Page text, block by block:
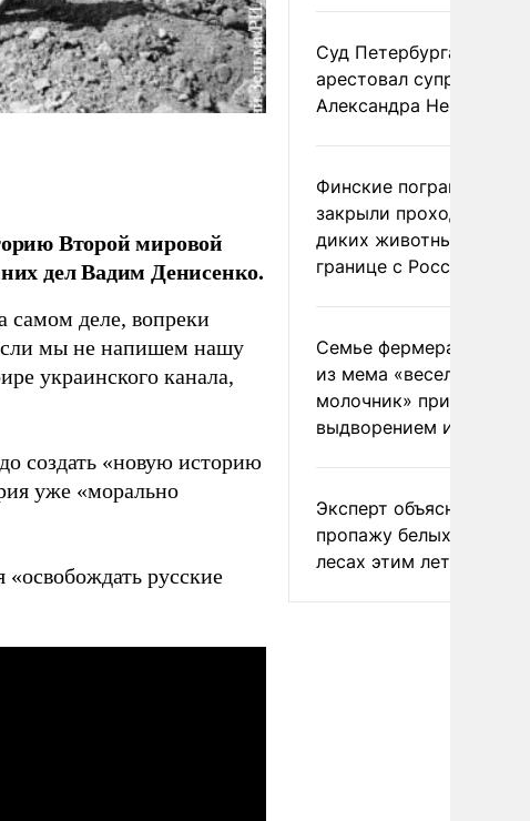
Второй мировой
дел Вадим Денисенко.
самом деле, вопреки
мы не напишем нашу
украинского канала,
создать «новую историю
уже «морально
«освобождать русские
Суд Петербурга заочно
арестовал супругу
Александра Невзорова
Финские пограничники
закрыли проходы для
диких животных на
границе с Россией
Семье фермера
из мема «веселый
молочник» пригрозили
выдворением из
Эксперт объяснил
пропажу белых грибов
лесах этим летом